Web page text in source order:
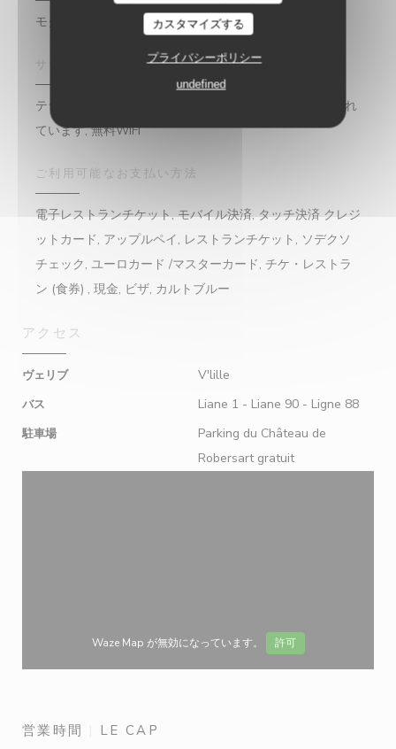
カスタマイズする
プライバシーポリシー
undefined
モダンなキッチン, バーブラッセリーレストラン
サービス
テラス, ライブミュージック＆コンサート, 予約が推奨され
ています, 無料WIFI
ご利用可能なお支払い方法
電子レストランチケット, モバイル決済, タッチ決済 クレジ
ットカード, アップルペイ, レストランチケット, ソデクソ
チェック, ユーロカード /マスターカード, チケ・レストラ
ン (食券) , 現金, ビザ, カルトブルー
アクセス
ヴェリブ V'lille
バス Liane 1 - Liane 90 - Ligne 88
駐車場
Parking du Château de
Robersart gratuit
Waze Map が無効になっています。 許可
営業時間 LE CAP